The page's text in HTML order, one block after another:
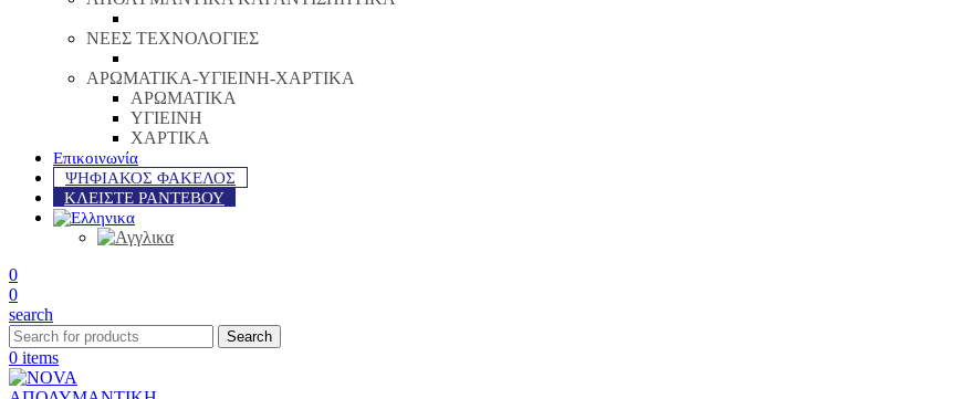
ΝΕΕΣ ΤΕΧΝΟΛΟΓΙΕΣ
ΑΡΩΜΑΤΙΚΑ-ΥΓΙΕΙΝΗ-ΧΑΡΤΙΚΑ
ΑΡΩΜΑΤΙΚΑ
ΥΓΙΕΙΝΗ
ΧΑΡΤΙΚΑ
Επικοινωνία
ΨΗΦΙΑΚΟΣ ΦΑΚΕΛΟΣ
ΚΛΕΙΣΤΕ ΡΑΝΤΕΒΟΥ
0
0
search
Search
0 items